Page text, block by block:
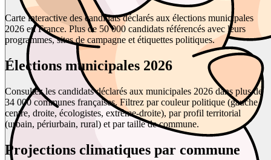
Carte interactive des candidats déclarés aux élections municipales
2026 en France. Plus de 50 000 candidats référencés avec leurs
programmes, sites de campagne et étiquettes politiques.
Élections municipales 2026
Consultez les candidats déclarés aux municipales 2026 dans plus de
34 000 communes françaises. Filtrez par couleur politique (gauche,
centre, droite, écologistes, extrême-droite), par profil territorial
(urbain, périurbain, rural) et par taille de commune.
Projections climatiques par commune